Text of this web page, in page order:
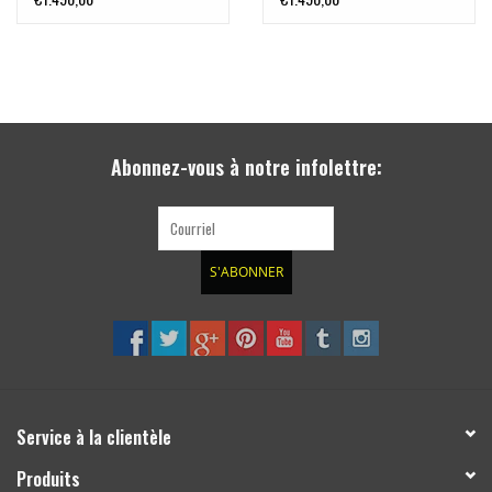
Abonnez-vous à notre infolettre:
S'ABONNER
Service à la clientèle
Produits